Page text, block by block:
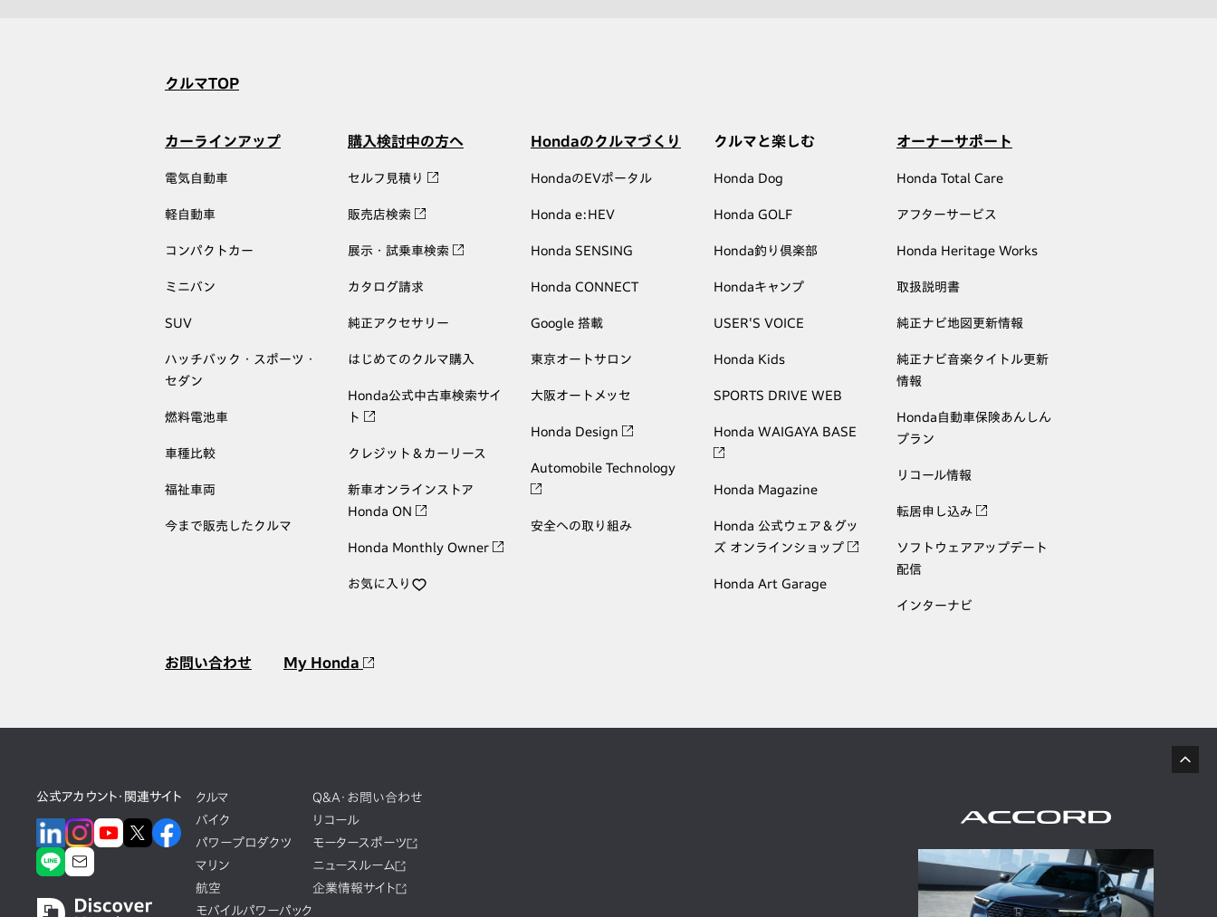
クルマTOP
カーラインアップ
電気自動車
軽自動車
コンパクトカー
ミニバン
SUV
ハッチバック・スポーツ・
セダン
燃料電池車
車種比較
福祉車両
今まで販売したクルマ
購入検討中の方へ
セルフ見積り
販売店検索
展示・試乗車検索
カタログ請求
純正アクセサリー
はじめてのクルマ購入
Honda公式中古車検索サイ
ト
クレジット＆カーリース
新車オンラインストア
Honda ON
Honda Monthly Owner
お気に入り
Hondaのクルマづくり
HondaのEVポータル
Honda e:HEV
Honda SENSING
Honda CONNECT
Google 搭載
東京オートサロン
大阪オートメッセ
Honda Design
Automobile Technology
安全への取り組み
クルマと楽しむ
Honda Dog
Honda GOLF
Honda釣り倶楽部
Hondaキャンプ
USER'S VOICE
Honda Kids
SPORTS DRIVE WEB
Honda WAIGAYA BASE
Honda Magazine
Honda 公式ウェア＆グッ
ズ オンラインショップ
Honda Art Garage
オーナーサポート
Honda Total Care
アフターサービス
Honda Heritage Works
取扱説明書
純正ナビ地図更新情報
純正ナビ音楽タイトル更新
情報
Honda自動車保険あんしん
プラン
リコール情報
転居申し込み
ソフトウェアアップデート
配信
インターナビ
お問い合わせ My Honda
公式アカウント・関連サイト
クルマ
バイク
パワープロダクツ
マリン
航空
モバイルパワーパック
Q&A・お問い合わせ
リコール
モータースポーツ
ニュースルーム
企業情報サイト